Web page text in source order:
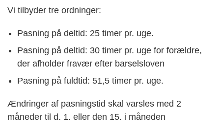
Vi tilbyder tre ordninger:
Pasning på deltid: 25 timer pr. uge.
Pasning på deltid: 30 timer pr. uge for forældre,
der afholder fravær efter barselsloven
Pasning på fuldtid: 51,5 timer pr. uge.
Ændringer af pasningstid skal varsles med 2
måneder til d. 1. eller den 15. i måneden